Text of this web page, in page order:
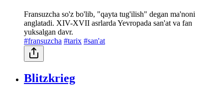
Fransuzcha so'z bo'lib, "qayta tug'ilish" degan ma'noni
anglatadi. XIV-XVII asrlarda Yevropada san'at va fan
yuksalgan davr.
#fransuzcha #tarix #san'at
Blitzkrieg